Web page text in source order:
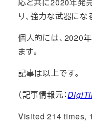
応と共に2020年発
り、強力な武器にな
個人的には、2020
ます。
記事は以上です。
（記事情報元：
Visited 214 times,